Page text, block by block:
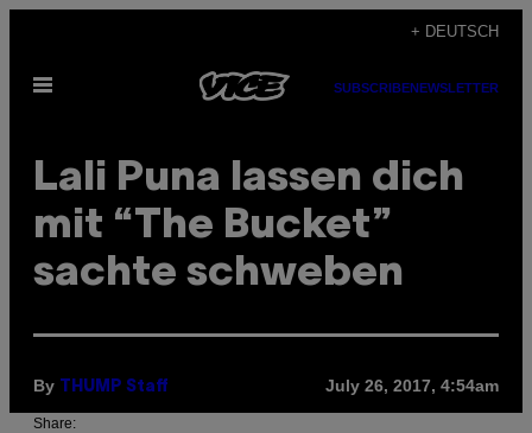
content
+ DEUTSCH
Open
SUBSCRIBENEWSLETTER
Lali Puna lassen dich
mit “The Bucket”
sachte schweben
By THUMP Staff July 26, 2017, 4:54am
Share: